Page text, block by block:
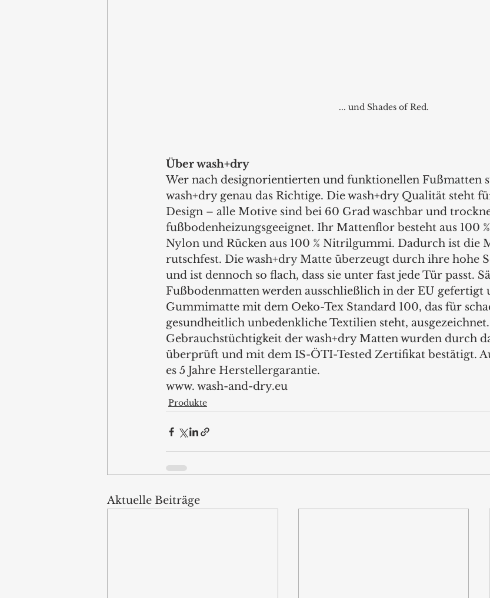
... und Shades of Red.
Über wash+dry
Wer nach designorientierten und funktionellen Fußmatten
wash+dry genau das Richtige. Die wash+dry Qualität steht
Design – alle Motive sind bei 60 Grad waschbar und
fußbodenheizungsgeeignet. Ihr Mattenflor besteht aus 100
Nylon und Rücken aus 100 % Nitrilgummi. Dadurch ist die
rutschfest. Die wash+dry Matte überzeugt durch ihre hohe
und ist dennoch so flach, dass sie unter fast jede Tür passt.
Fußbodenmatten werden ausschließlich in der EU gefertigt
Gummimatte mit dem Oeko-Tex Standard 100, das für
gesundheitlich unbedenkliche Textilien steht,
Gebrauchstüchtigkeit der wash+dry Matten wurden durch
überprüft und mit dem IS-ÖTI-Tested Zertifikat bestätigt.
es 5 Jahre Herstellergarantie.
www. wash-and-dry.eu
Produkte
Aktuelle Beiträge